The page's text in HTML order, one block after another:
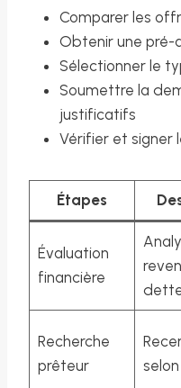
Comparer les
Obtenir une pré-
Sélectionner le
Soumettre la
justificatifs
Vérifier et signer
Étapes
Évaluation
financière
Recherche
prêteur